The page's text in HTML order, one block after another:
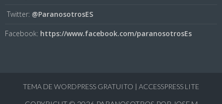
Twitter: @ParanosotrosES
Facebook: https://www.facebook.com/paranosotrosEs
TEMA DE WORDPRESS GRATUITO | ACCESSPRESS LITE